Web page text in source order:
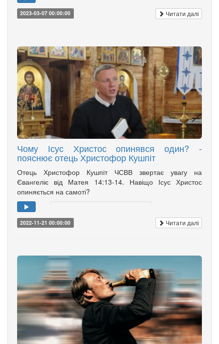
2023-03-07 00:00:00 Читати далі
Чому Ісус Христос опинявся один? -
пояснює отець Христофор Кушпіт
Отець Христофор Кушпіт ЧСВВ звертає увагу на
Євангеліє від Матея 14:13-14. Навіщо Ісус Христос
опиняється на самоті?
2022-11-21 00:00:00 Читати далі